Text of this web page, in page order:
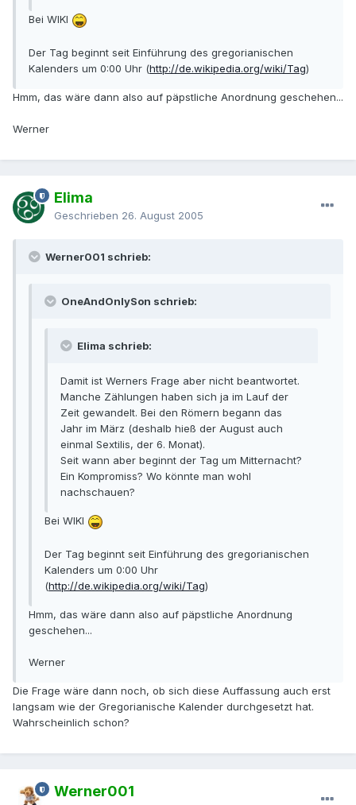
Bei WIKI
Der Tag beginnt seit Einführung des gregorianischen
Kalenders um 0:00 Uhr (http://de.wikipedia.org/wiki/Tag)
Hmm, das wäre dann also auf päpstliche Anordnung geschehen...
Werner
Elima
Geschrieben 26. August 2005
Werner001 schrieb:
OneAndOnlySon schrieb:
Elima schrieb:
Damit ist Werners Frage aber nicht beantwortet.
Manche Zählungen haben sich ja im Lauf der
Zeit gewandelt. Bei den Römern begann das
Jahr im März (deshalb hieß der August auch
einmal Sextilis, der 6. Monat).
Seit wann aber beginnt der Tag um Mitternacht?
Ein Kompromiss? Wo könnte man wohl
nachschauen?
Bei WIKI
Der Tag beginnt seit Einführung des gregorianischen
Kalenders um 0:00 Uhr
(http://de.wikipedia.org/wiki/Tag)
Hmm, das wäre dann also auf päpstliche Anordnung
geschehen...
Werner
Die Frage wäre dann noch, ob sich diese Auffassung auch erst
langsam wie der Gregorianische Kalender durchgesetzt hat.
Wahrscheinlich schon?
Werner001